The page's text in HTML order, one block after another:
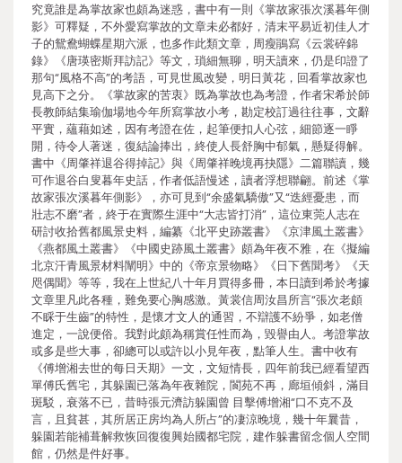
究竟誰是為掌故家也頗為迷惑，書中有一則《掌故家張次溪暮年側
影》可釋疑，不外愛寫掌故的文章未必都好，清末平易近初佳人才
子的鴛鴦蝴蝶星期六派，也多作此類文章，周瘦鵑寫《云裳碎錦
錄》《唐瑛密斯拜訪記》等文，瑣細無聊，明天讀來，仍是印證了
那句“風格不高”的考語，可見世風改變，明日黃花，回看掌故家也
見高下之分。《掌故家的苦衷》既為掌故也為考證，作者宋希於師
長教師結集瑜伽場地今年所寫掌故小考，勘定校訂過往往事，文辭
平實，蘊藉如述，因有考證在佐，起筆便扣人心弦，細節逐一睜
開，待令人著迷，復結論捧出，終使人長舒胸中郁氣，懸疑得解。
書中《周肇祥退谷得掉記》與《周肇祥晚境再抉隱》二篇聯讀，幾
可作退谷白叟暮年史話，作者低語慢述，讀者浮想聯翩。前述《掌
故家張次溪暮年側影》，亦可見到“余盛氣驕傲”又“迭經憂患，而
壯志不磨”者，終于在實際生涯中“大志皆打消”，這位東莞人志在
研討收拾舊都風景史料，編纂《北平史跡叢書》《京津風土叢書》
《燕都風土叢書》《中國史跡風土叢書》頗為年夜不雅，在《擬編
北京汗青風景材料闡明》中的《帝京景物略》《日下舊聞考》《天
咫偶聞》等等，我在上世紀八十年月買得多冊，本日讀到希於考據
文章里凡此各種，難免要心胸感激。黃裳信周汝昌所言“張次老頗
不睬于生齒”的特性，是懷才文人的通習，不辯護不紛爭，如老僧
進定，一說便俗。我對此頗為稱賞任性而為，毀譽由人。考證掌故
或多是些大事，卻總可以或許以小見年夜，點筆人生。書中收有
《傅增湘去世的每日天期》一文，文短情長，四年前我已經看望西
單傅氏舊宅，其躲園已落為年夜雜院，閬苑不再，廊垣傾斜，滿目
斑駁，衰落不已，昔時張元濟訪躲園曾 目擊傅增湘“口不克不及
言，且貧甚，其所居正房均為人所占”的凄涼晚境，幾十年曩昔，
躲園若能補葺解救恢回復復興始國都宅院，建作躲書留念個人空間
館，仍然是件好事。